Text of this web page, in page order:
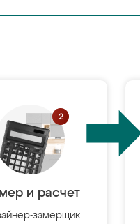
и расчет
замерщик